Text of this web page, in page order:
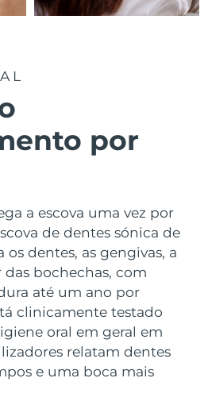
por
a escova uma vez por
de dentes sónica de
dentes, as gengivas, a
bochechas, com
até um ano por
clinicamente testado
oral em geral em
relatam dentes
e uma boca mais